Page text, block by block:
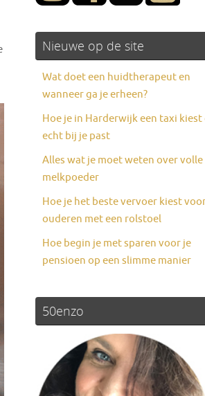
Nieuwe op de site
Wat doet een huidtherapeut en
wanneer ga je erheen?
Hoe je in Harderwijk een taxi kiest
echt bij je past
Alles wat je moet weten over volle
melkpoeder
Hoe je het beste vervoer kiest
ouderen met een rolstoel
Hoe begin je met sparen voor je
pensioen op een slimme manier
50enzo